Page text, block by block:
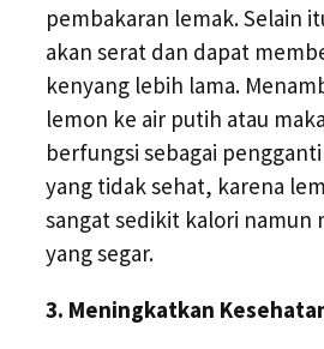
pembakaran lemak. Selain
akan serat dan dapat
kenyang lebih lama.
lemon ke air putih atau
berfungsi sebagai
yang tidak sehat, karena
sangat sedikit kalori namun
yang segar.
3. Meningkatkan